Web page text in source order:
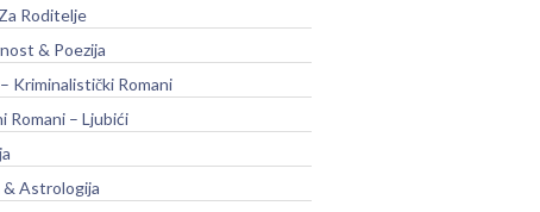
Roditelje
& Poezija
Kriminalistički Romani
Romani – Ljubići
Astrologija